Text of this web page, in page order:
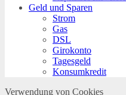
Geld und Sparen
Strom
Gas
DSL
Girokonto
Tagesgeld
Konsumkredit
Verwendung von Cookies